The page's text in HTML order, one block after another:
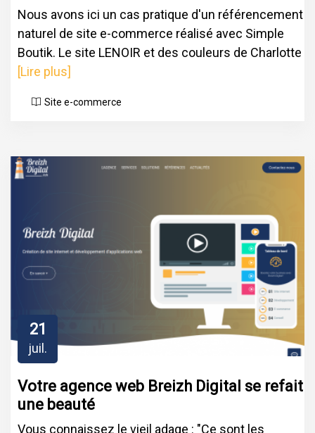
Nous avons ici un cas pratique d'un référencement
naturel de site e-commerce réalisé avec Simple
Boutik. Le site LENOIR et des couleurs de Charlotte
[Lire plus]
Site e-commerce
21
juil.
Votre agence web Breizh Digital se refait
une beauté
Vous connaissez le vieil adage : "Ce sont les